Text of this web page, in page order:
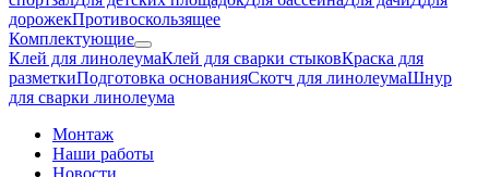
дорожекПротивоскользящее
Комплектующие
Клей для линолеумаКлей для сварки стыковКраска для
разметкиПодготовка основанияСкотч для линолеумаШнур
для сварки линолеума
Монтаж
Наши работы
Новости